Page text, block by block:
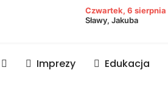
lubaczowski
Czwartek, 6 sierpnia
Sławy, Jakuba
Imprezy Edukacja